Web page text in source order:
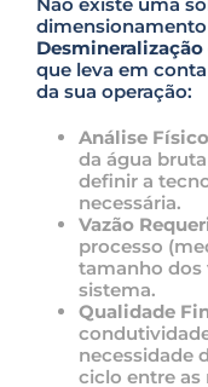
Desmineralização
que leva em
da sua operação:
Análise
da água
definir a
necessária.
Vazão
processo
tamanho dos
sistema.
Qualidade
necessidade
ciclo entre as